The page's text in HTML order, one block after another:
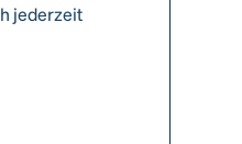
jederzeit